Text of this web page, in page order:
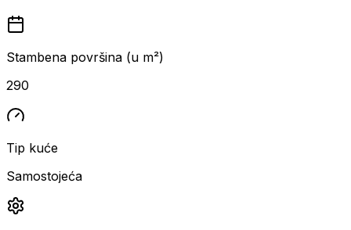
Stambena površina (u m²)
290
Tip kuće
Samostojeća